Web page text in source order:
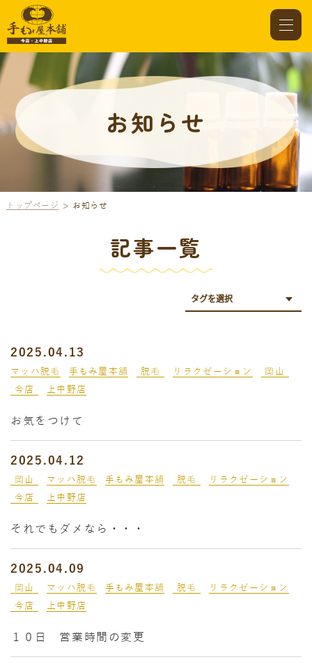
お知らせ
トップページ お知らせ
記事一覧
2025.04.13
マッハ脱毛 手もみ屋本舗 脱毛 リラクゼーション
岡山
今店
上中野店
お気をつけて
2025.04.12
岡山 マッハ脱毛 手もみ屋本舗 脱毛
リラクゼーション
今店
上中野店
それでもダメなら・・・
2025.04.09
岡山 マッハ脱毛 手もみ屋本舗 脱毛
リラクゼーション
今店
上中野店
１０日 営業時間の変更